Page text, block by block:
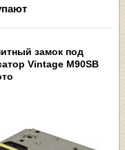
замок под
Vintage M90SB